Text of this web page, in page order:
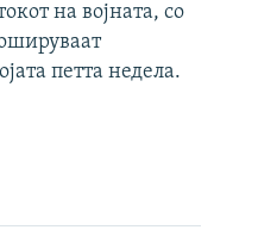
на војната, со
петта недела.